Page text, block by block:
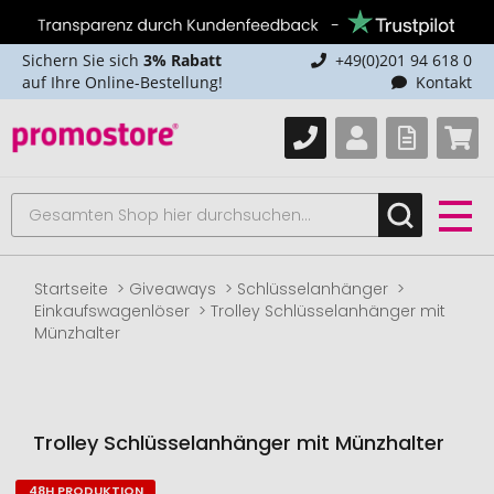
Sichern Sie sich 3% Rabatt
auf Ihre Online-Bestellung!
+49(0)201 94 618 0
Kontakt
Startseite Giveaways
Schlüsselanhänger
Einkaufswagenlöser
Trolley Schlüsselanhänger mit
Münzhalter
Trolley Schlüsselanhänger mit Münzhalter
48H PRODUKTION